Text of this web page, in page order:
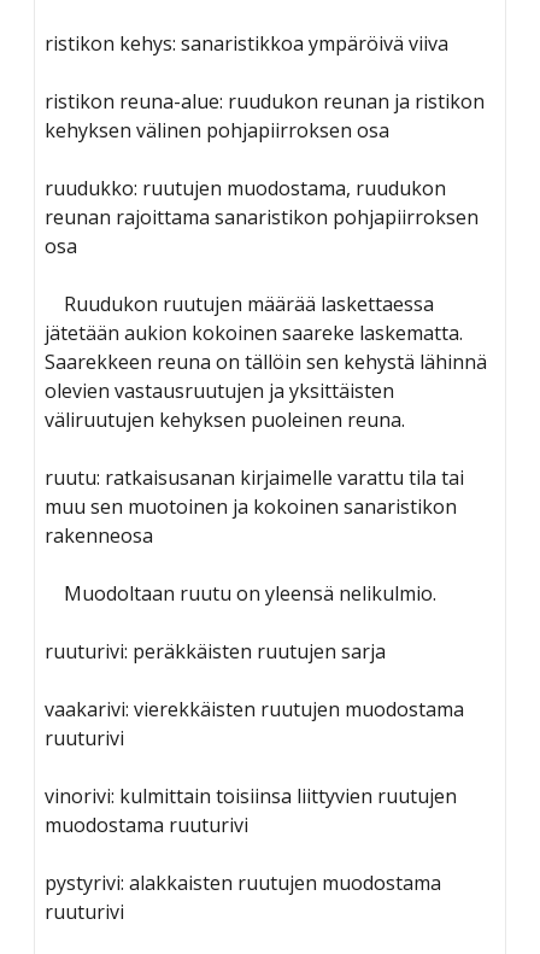
ristikon kehys: sanaristikkoa ympäröivä viiva
ristikon reuna-alue: ruudukon reunan ja ristikon
kehyksen välinen pohjapiirroksen osa
ruudukko: ruutujen muodostama, ruudukon
reunan rajoittama sanaristikon pohjapiirroksen
osa
Ruudukon ruutujen määrää laskettaessa
jätetään aukion kokoinen saareke laskematta.
Saarekkeen reuna on tällöin sen kehystä lähinnä
olevien vastausruutujen ja yksittäisten
väliruutujen kehyksen puoleinen reuna.
ruutu: ratkaisusanan kirjaimelle varattu tila tai
muu sen muotoinen ja kokoinen sanaristikon
rakenneosa
Muodoltaan ruutu on yleensä nelikulmio.
ruuturivi: peräkkäisten ruutujen sarja
vaakarivi: vierekkäisten ruutujen muodostama
ruuturivi
vinorivi: kulmittain toisiinsa liittyvien ruutujen
muodostama ruuturivi
pystyrivi: alakkaisten ruutujen muodostama
ruuturivi